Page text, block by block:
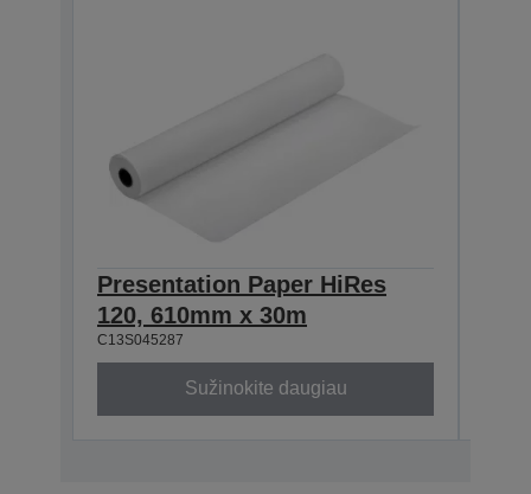
Presentation Paper HiRes
120, 610mm x 30m
C13S045287
Sužinokite daugiau